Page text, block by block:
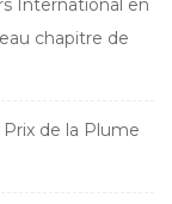
International en
chapitre de
de la Plume